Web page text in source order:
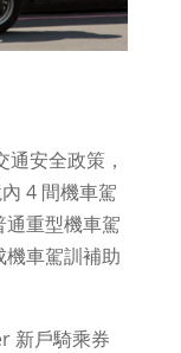
安全政策，
4 間機車駕
重型機車駕
車駕訓補助
新戶騎乘券